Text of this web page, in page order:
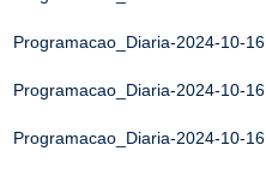
Programacao_Diaria-2024-10-16
Programacao_Diaria-2024-10-16
Programacao_Diaria-2024-10-16